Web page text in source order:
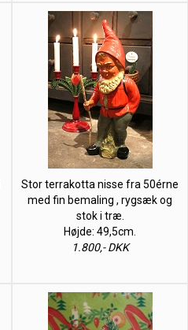
Stor terrakotta nisse fra 50érne
med fin bemaling , rygsæk og
stok i træ.
Højde: 49,5cm.
1.800,- DKK